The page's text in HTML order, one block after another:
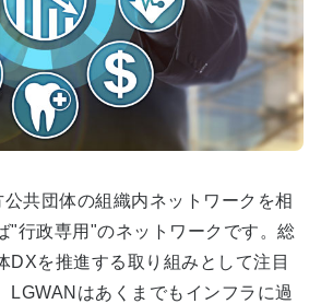
共団体の組織内ネットワークを相
"行政専用"のネットワークです。総
DXを推進する取り組みとして注目
LGWANはあくまでもインフラに過